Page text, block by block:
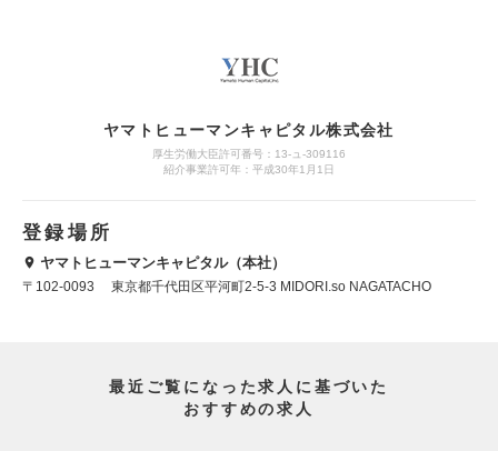
ヤマトヒューマンキャピタル株式会社
厚生労働大臣許可番号：13-ュ-309116
紹介事業許可年：平成30年1月1日
登録場所
ヤマトヒューマンキャピタル（本社）
〒102-0093 東京都千代田区平河町2-5-3 MIDORI.so NAGATACHO
最近ご覧になった求人に基づいた
おすすめの求人